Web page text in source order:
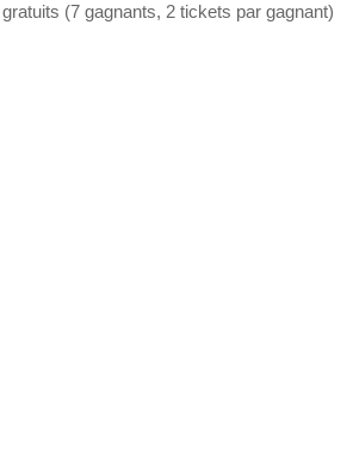
(7 gagnants, 2 tickets par gagnant)